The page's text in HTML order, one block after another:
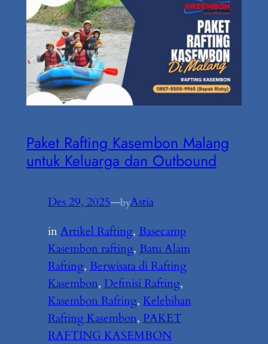
Paket Rafting Kasembon Malang
untuk Keluarga dan Outbound
Des 29, 2025—byAstia
inArtikel Rafting, Basecamp
Kasembon rafting, Batu Alam
Rafting, Berwisata di Rafting
Kasembon, Definisi Rafting
Kasembon Rafting, Kelebihan
Rafting Kasembon, PAKET
RAFTING KASEMBON